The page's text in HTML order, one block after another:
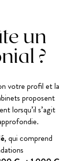
un
?
votre profil et la
proposent
lorsqu’il s’agit
, qui comprend